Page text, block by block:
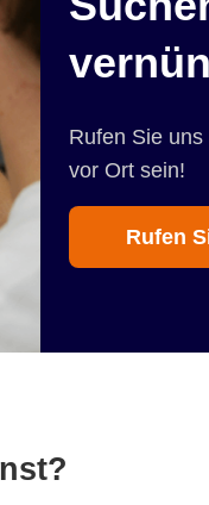
Rufen Sie
vor Ort sein!
Rufen